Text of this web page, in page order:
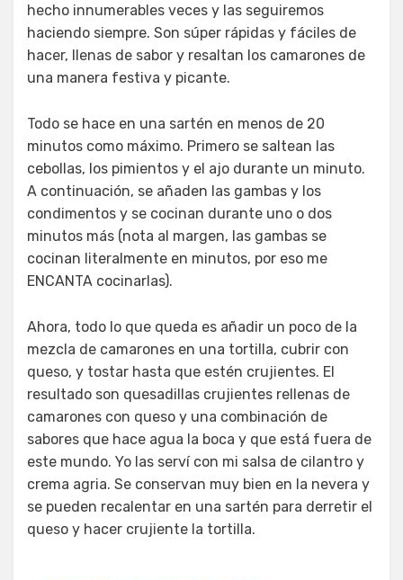
hecho innumerables veces y las seguiremos
haciendo siempre. Son súper rápidas y fáciles de
hacer, llenas de sabor y resaltan los camarones de
una manera festiva y picante.
Todo se hace en una sartén en menos de 20
minutos como máximo. Primero se saltean las
cebollas, los pimientos y el ajo durante un minuto.
A continuación, se añaden las gambas y los
condimentos y se cocinan durante uno o dos
minutos más (nota al margen, las gambas se
cocinan literalmente en minutos, por eso me
ENCANTA cocinarlas).
Ahora, todo lo que queda es añadir un poco de la
mezcla de camarones en una tortilla, cubrir con
queso, y tostar hasta que estén crujientes. El
resultado son quesadillas crujientes rellenas de
camarones con queso y una combinación de
sabores que hace agua la boca y que está fuera de
este mundo. Yo las serví con mi salsa de cilantro y
crema agria. Se conservan muy bien en la nevera y
se pueden recalentar en una sartén para derretir el
queso y hacer crujiente la tortilla.